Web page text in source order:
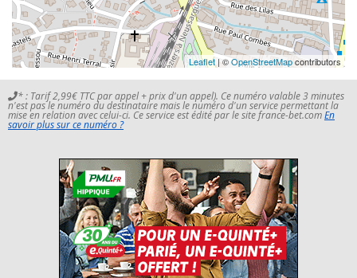
Leaflet | ©OpenStreetMapcontributors
* : Tarif 2,99€ TTC par appel + prix d'un appel). Ce numéro valable 3 minutes
n'est pas le numéro du destinataire mais le numéro d'un service permettant la
mise en relation avec celui-ci. Ce service est édité par le site france-bet.comEn
savoir plus sur ce numéro ?